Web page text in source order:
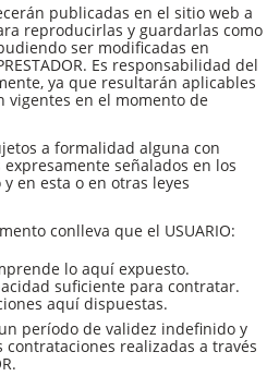
publicadas en el sitio web a
reproducirlas y guardarlas como
ser modificadas en
Es responsabilidad del
ya que resultarán aplicables
vigentes en el momento de
a formalidad alguna con
señalados en los
en esta o en otras leyes
conlleva que el USUARIO:
lo aquí expuesto.
suficiente para contratar.
aquí dispuestas.
período de validez indefinido y
realizadas a través